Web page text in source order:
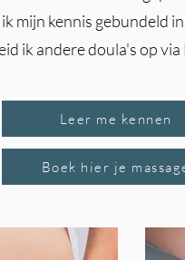
mijn kennis gebundeld
ik andere doula's op
Leer me kennen
Boek hier je